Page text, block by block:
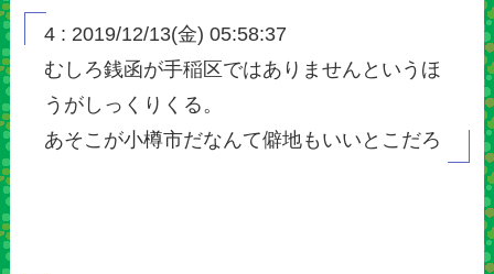
4 : 2019/12/13(金) 05:58:37
むしろ銭函が手稲区ではありませんというほ
うがしっくりくる。
あそこが小樽市だなんて僻地もいいとこだろ